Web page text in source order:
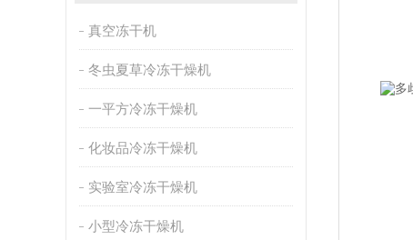
真空冻干机
冬虫夏草冷冻干燥机
一平方冷冻干燥机
化妆品冷冻干燥机
实验室冷冻干燥机
小型冷冻干燥机